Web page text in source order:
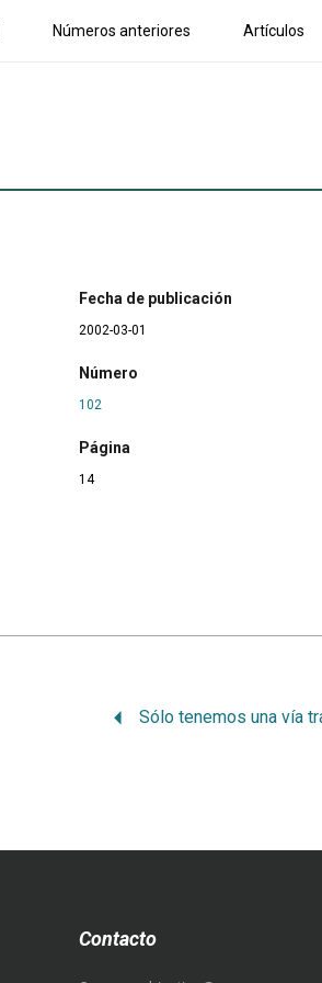
Números anteriores Artículos
Fecha de publicación
2002-03-01
Número
102
Página
14
Contacto